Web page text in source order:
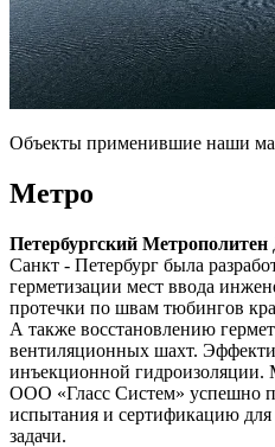
Объекты применившие наши
Метро
Петербургский Метрополитен
Санкт - Петербург была
герметизации мест ввода
протечки по швам тюбингов
А также восстановлению
вентиляционных шахт.
инъекционной гидроизоляции.
ООО «Гласс Систем» успешно
испытания и сертификацию
задачи.